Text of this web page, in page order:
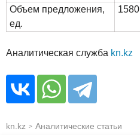
Объем предложения,
ед.
1580
Аналитическая служба kn.kz
kn.kz > Аналитические статьи